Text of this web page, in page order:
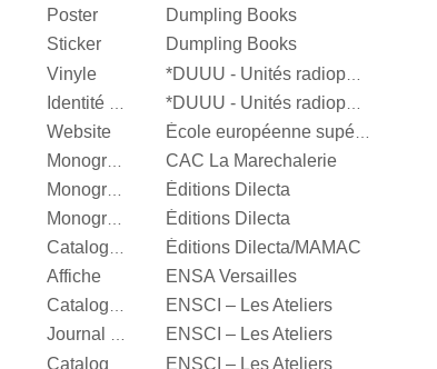
Poster
Dumpling Books
Sticker
Dumpling Books
Vinyle
Website
CAC La Marechalerie
Éditions Dilecta
Monographie
Éditions Dilecta
Catalogue d’exposition
Éditions Dilecta/MAMAC
Affiche
ENSA Versailles
Catalogue d’exposition
ENSCI – Les Ateliers
Journal d’exposition
ENSCI – Les Ateliers
ENSCI – Les Ateliers